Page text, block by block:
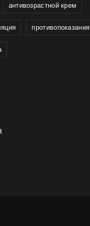
антивозрастной крем
противопоказания